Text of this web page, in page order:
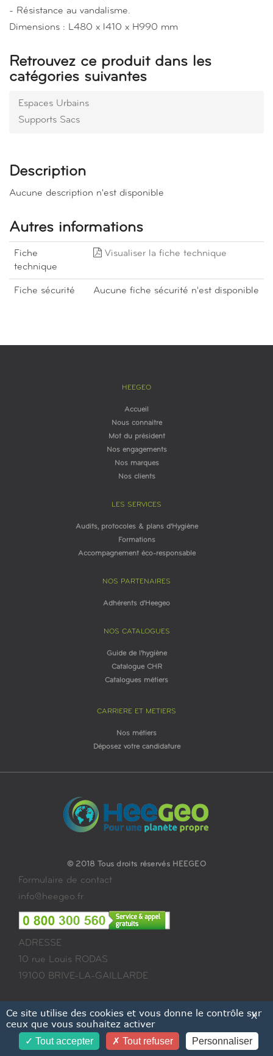
- Résistance au vandalisme.
Dimensions : L480 x l410 x H990 mm
Retrouvez ce produit dans les
catégories suivantes
Espaces Urbains
Supports Sacs
Description
Aucune description n'est disponible
Autres informations
Fiche
technique
Visualiser la fiche technique
Fiche sécurité Aucune fiche sécurité n'est disponible
HEEGEO
Accueil
Nous connaitre
Mot du président
Nos engagements
Nos marques
Nos clients
LES SERVICES
Audits, protocoles & plans d'Hygiène
Formations
Accompagnement éco-responsable
NOS PARTENAIRES
Adhérents d'Heegeo
NOS CATALOGUES
Guide de l'hygiène
Catalogue CHR
Catalogues métiers
CARRIERE ET METIERS
Nos métiers
Déposez votre candidature
© 2018 Tous droits réservés HEEGEO
Formulaire de contact
info@heegeo.fr
ADRESSE
10 rue Louis RODAS
19100 BRIVE-LA-GAILLARDE
X
Ce site utilise des cookies et vous donne le contrôle sur
ceux que vous souhaitez activer
Tout accepter Tout refuser Personnaliser